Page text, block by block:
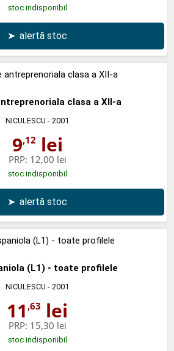
stoc indisponibil
➤ alertă stoc
clasa a XII-a
NICULESCU - 2001
9,12lei
PRP: 12,00 lei
stoc indisponibil
➤ alertă stoc
(L1) - toate profilele
NICULESCU - 2001
11 ,63 lei
PRP: 15,30 lei
stoc indisponibil